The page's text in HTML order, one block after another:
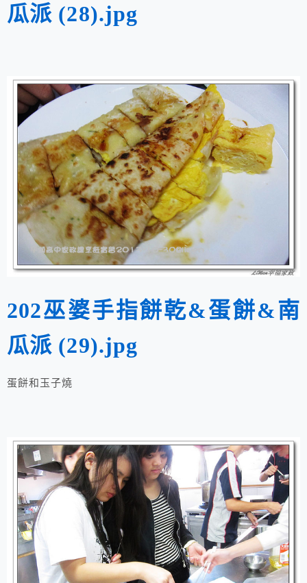
瓜派 (28).jpg
202巫婆手指餅乾&蛋餅&南
瓜派 (29).jpg
蛋餅和玉子燒